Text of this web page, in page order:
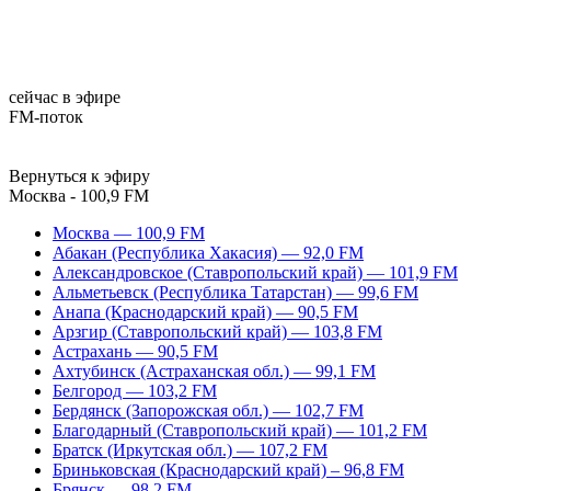
сейчас в эфире
FM-поток
Вернуться к эфиру
Москва - 100,9 FM
Москва — 100,9 FM
Абакан (Республика Хакасия) — 92,0 FM
Александровское (Ставропольский край) — 101,9 FM
Альметьевск (Республика Татарстан) — 99,6 FM
Анапа (Краснодарский край) — 90,5 FM
Арзгир (Ставропольский край) — 103,8 FM
Астрахань — 90,5 FM
Ахтубинск (Астраханская обл.) — 99,1 FM
Белгород — 103,2 FM
Бердянск (Запорожская обл.) — 102,7 FM
Благодарный (Ставропольский край) — 101,2 FM
Братск (Иркутская обл.) — 107,2 FM
Бриньковская (Краснодарский край) – 96,8 FM